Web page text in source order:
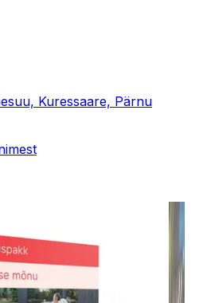
Kuressaare, Pärnu